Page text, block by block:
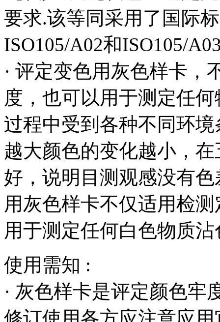
要求.该等同采用了国际
ISO105/A02和ISO105/
· 评定变色用灰色样卡，
度，也可以用于测定任
过程中受到各种不同环
越大颜色的变化越小，
好，说明目测观感没有
用灰色样卡不仅适用检
用于测定任何白色物质
使用需知 :
· 灰色样卡是评定颜色牢
修订使用各方应注意应